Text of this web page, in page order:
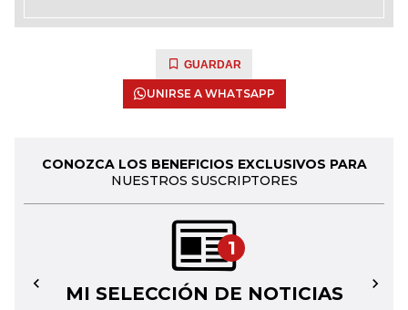
GUARDAR
UNIRSE A WHATSAPP
CONOZCA LOS BENEFICIOS EXCLUSIVOS PARA
NUESTROS SUSCRIPTORES
1
MI SELECCIÓN DE NOTICIAS
← →